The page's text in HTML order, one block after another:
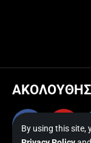
By using this site,